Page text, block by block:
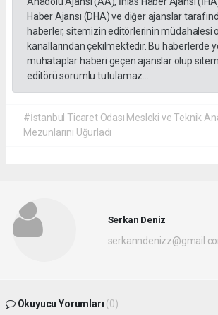
Haber Ajansı (DHA) ve diğer ajanslar
haberler, sitemizin editörlerinin müdahalesi
kanallarından çekilmektedir. Bu haberlerde
muhataplar haberi geçen ajanslar olup
editörü sorumlu tutulamaz...
#İstanbul Ticaret Odası Mesleki ve Teknik
Mezunlarını Uğurladı
Serkan Deniz
Okuyucu Yorumları (0)